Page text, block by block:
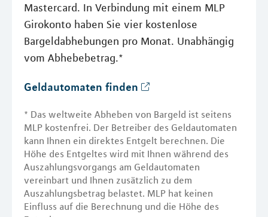
Mastercard. In Verbindung mit einem MLP
Girokonto haben Sie vier kostenlose
Bargeldabhebungen pro Monat. Unabhängig
vom Abhebebetrag.*
Geldautomaten finden
* Das weltweite Abheben von Bargeld ist seitens
MLP kostenfrei. Der Betreiber des Geldautomaten
kann Ihnen ein direktes Entgelt berechnen. Die
Höhe des Entgeltes wird mit Ihnen während des
Auszahlungsvorgangs am Geldautomaten
vereinbart und Ihnen zusätzlich zu dem
Auszahlungsbetrag belastet. MLP hat keinen
Einfluss auf die Berechnung und die Höhe des